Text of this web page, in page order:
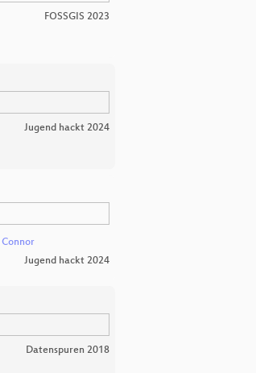
FOSSGIS 2023
Jugend hackt 2024
Connor
Jugend hackt 2024
Datenspuren 2018